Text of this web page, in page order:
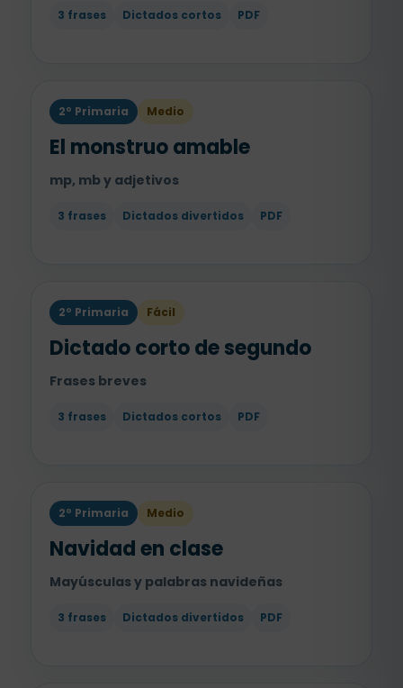
3 frases Dictados cortos PDF
2º Primaria Medio
El monstruo amable
mp, mb y adjetivos
3 frases Dictados divertidos PDF
2º Primaria Fácil
Dictado corto de segundo
Frases breves
3 frases Dictados cortos PDF
2º Primaria Medio
Navidad en clase
Mayúsculas y palabras navideñas
3 frases Dictados divertidos PDF